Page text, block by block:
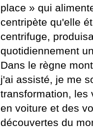
place » qui
centripète qu'elle
centrifuge,
quotidiennement
Dans le règne
j'ai assisté, je me
transformation, les
en voiture et des
découvertes du